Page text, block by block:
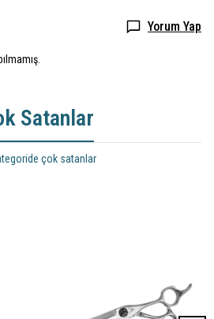
Yorum Yap
Satanlar
çok satanlar